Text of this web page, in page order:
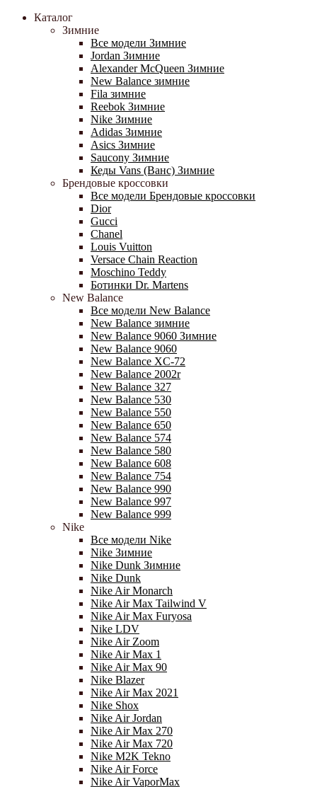
Каталог
Зимние
Все модели Зимние
Jordan Зимние
Alexander McQueen Зимние
New Balance зимние
Fila зимние
Reebok Зимние
Nike Зимние
Adidas Зимние
Asics Зимние
Saucony Зимние
Кеды Vans (Ванс) Зимние
Брендовые кроссовки
Все модели Брендовые кроссовки
Dior
Gucci
Chanel
Louis Vuitton
Versace Chain Reaction
Moschino Teddy
Ботинки Dr. Martens
New Balance
Все модели New Balance
New Balance зимние
New Balance 9060 Зимние
New Balance 9060
New Balance XC-72
New Balance 2002r
New Balance 327
New Balance 530
New Balance 550
New Balance 650
New Balance 574
New Balance 580
New Balance 608
New Balance 754
New Balance 990
New Balance 997
New Balance 999
Nike
Все модели Nike
Nike Зимние
Nike Dunk Зимние
Nike Dunk
Nike Air Monarch
Nike Air Max Tailwind V
Nike Air Max Furyosa
Nike LDV
Nike Air Zoom
Nike Air Max 1
Nike Air Max 90
Nike Blazer
Nike Air Max 2021
Nike Shox
Nike Air Jordan
Nike Air Max 270
Nike Air Max 720
Nike M2K Tekno
Nike Air Force
Nike Air VaporMax